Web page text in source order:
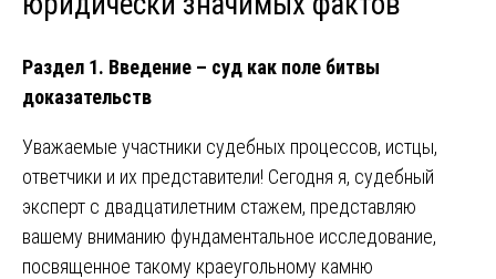
Раздел 1. Введение – суд как поле битвы
доказательств
Уважаемые участники судебных процессов, истцы,
ответчики и их представители! Сегодня я, судебный
эксперт с двадцатилетним стажем, представляю
вашему вниманию фундаментальное исследование,
посвященное такому краеугольному камню